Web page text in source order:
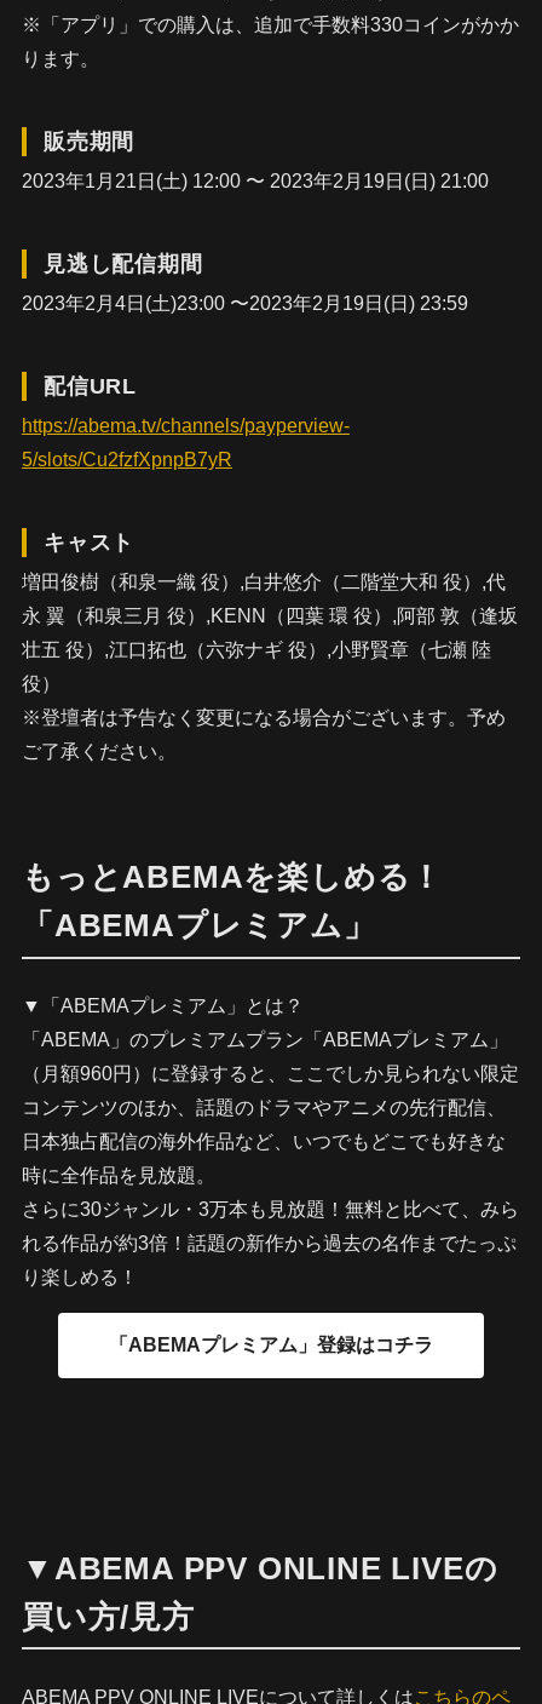
※「アプリ」での購入は、追加で手数料330コインがかか
ります。
販売期間
2023年1月21日(土) 12:00 〜 2023年2月19日(日) 21:00
見逃し配信期間
2023年2月4日(土)23:00 〜2023年2月19日(日) 23:59
配信URL
https://abema.tv/channels/payperview-
5/slots/Cu2fzfXpnpB7yR
キャスト
増田俊樹（和泉一織 役）,白井悠介（二階堂大和 役）,代
永 翼（和泉三月 役）,KENN（四葉 環 役）,阿部 敦（逢坂
壮五 役）,江口拓也（六弥ナギ 役）,小野賢章（七瀬 陸
役）
※登壇者は予告なく変更になる場合がございます。予め
ご了承ください。
もっとABEMAを楽しめる！
「ABEMAプレミアム」
▼「ABEMAプレミアム」とは？
「ABEMA」のプレミアムプラン「ABEMAプレミアム」
（月額960円）に登録すると、ここでしか見られない限定
コンテンツのほか、話題のドラマやアニメの先行配信、
日本独占配信の海外作品など、いつでもどこでも好きな
時に全作品を見放題。
さらに30ジャンル・3万本も見放題！無料と比べて、みら
れる作品が約3倍！話題の新作から過去の名作までたっぷ
り楽しめる！
▼ABEMA PPV ONLINE LIVEの
買い方/見方
ABEMA PPV ONLINE LIVEについて詳しくはこちらのペ